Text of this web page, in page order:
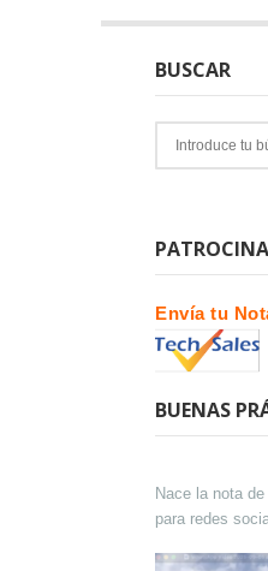
BUSCAR
Envía tu
BUENAS
Nace la nota
para redes